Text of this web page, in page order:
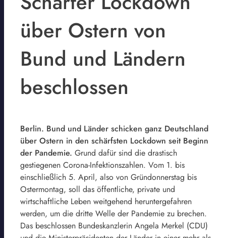
über Ostern von
Bund und Ländern
beschlossen
Berlin. Bund und Länder schicken ganz Deutschland
über Ostern in den schärfsten Lockdown seit Beginn
der Pandemie. Grund dafür sind die drastisch
gestiegenen Corona-Infektionszahlen. Vom 1. bis
einschließlich 5. April, also von Gründonnerstag bis
Ostermontag, soll das öffentliche, private und
wirtschaftliche Leben weitgehend heruntergefahren
werden, um die dritte Welle der Pandemie zu brechen.
Das beschlossen Bundeskanzlerin Angela Merkel (CDU)